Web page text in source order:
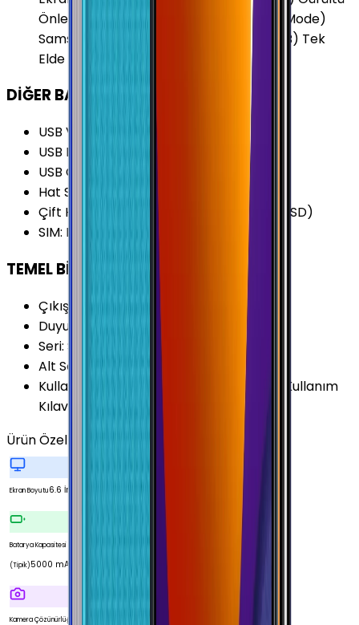
Önleyici 2 Mikrofon Karanlık Mod (Dark Mode)
Samsung KNOX Sanal RAM Artırma (4GB) Tek
Elde Kullanım Modu Yüz Tanımlama
DİĞER BAĞLANTILAR
USB Versiyonu
USB Bağlantı Tipi
USB Type-C
USB Özellikleri
Hat Sayısı
Çift Hat Özelliği
3 Slot (SIM1+SIM2+MicroSD)
SIM: Nano-SIM (4FF)
TEMEL BİLGİLER
Çıkış Yılı :2022
Duyurulma Tarihi
2022, Mayıs
Seri: Samsung Galaxy M
Alt Seri
Samsung Galaxy M13
Kullanım Kılavuzu
Samsung Galaxy M13 Kullanım
Kılavuzu
Ürün Özellikleri
Ekran Boyutu6.6 İnç
Batarya Kapasitesi
(Tipik)5000 mAh
Kamera Çözünürlüğü